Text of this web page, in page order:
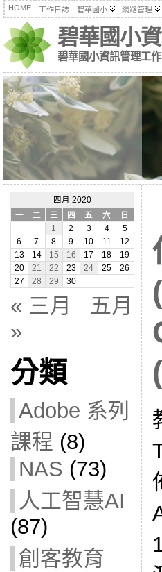
HOME 工作日誌 碧華國小 網路管理
碧華國小
碧華國小資訊管理工
四月 2020
一
二 三 四 五 六
日
1
2 3 4
5
6
7 8 9 10 11
12
13
14 15 16 17 18
19
20
21 22 23 24 25
26
27
28 29 30
« 三月
五月
»
分類
Adobe 系列
課程 (8)
NAS (73)
人工智慧AI
(87)
創客教育